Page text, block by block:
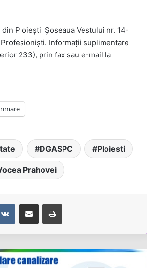
Ploiești, Șoseaua Vestului nr. 14-
Informații suplimentare
233), prin fax sau e-mail la
DGASPC Ploiesti
Prahovei
VKontakteShare via Email Tipărește